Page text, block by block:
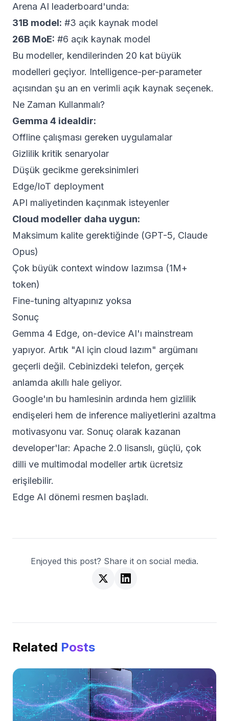
Arena AI leaderboard'unda:
31B model: #3 açık kaynak model
26B MoE: #6 açık kaynak model
Bu modeller, kendilerinden 20 kat büyük
modelleri geçiyor. Intelligence-per-parameter
açısından şu an en verimli açık kaynak seçenek.
Ne Zaman Kullanmalı?
Gemma 4 idealdir:
Offline çalışması gereken uygulamalar
Gizlilik kritik senaryolar
Düşük gecikme gereksinimleri
Edge/IoT deployment
API maliyetinden kaçınmak isteyenler
Cloud modeller daha uygun:
Maksimum kalite gerektiğinde (GPT-5, Claude
Opus)
Çok büyük context window lazımsa (1M+
token)
Fine-tuning altyapınız yoksa
Sonuç
Gemma 4 Edge, on-device AI'ı mainstream
yapıyor. Artık "AI için cloud lazım" argümanı
geçerli değil. Cebinizdeki telefon, gerçek
anlamda akıllı hale geliyor.
Google'ın bu hamlesinin ardında hem gizlilik
endişeleri hem de inference maliyetlerini azaltma
motivasyonu var. Sonuç olarak kazanan
developer'lar: Apache 2.0 lisanslı, güçlü, çok
dilli ve multimodal modeller artık ücretsiz
erişilebilir.
Edge AI dönemi resmen başladı.
Enjoyed this post? Share it on social media.
Related Posts